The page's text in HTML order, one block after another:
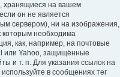
хранящиеся на вашем
он не является
сервером), ни на изображения,
которым необходима
как, например, на почтовые
или Yahoo, защищённые
и т. п. Для указания ссылок на
в сообщениях тег